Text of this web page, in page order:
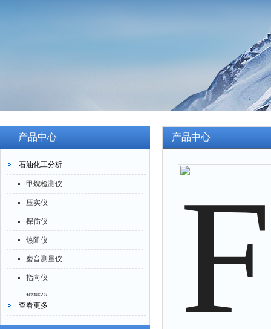
产品中心
石油化工分析
甲烷检测仪
压实仪
探伤仪
热阻仪
磨音测量仪
指向仪
报警仪
灰分仪
查看更多
产品中心